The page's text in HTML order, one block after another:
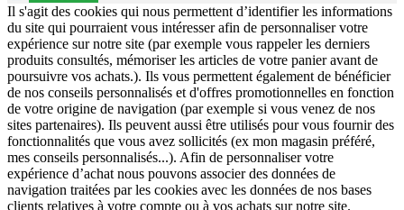
Il s'agit des cookies qui nous permettent d’identifier les informations
du site qui pourraient vous intéresser afin de personnaliser votre
expérience sur notre site (par exemple vous rappeler les derniers
produits consultés, mémoriser les articles de votre panier avant de
poursuivre vos achats.). Ils vous permettent également de bénéficier
de nos conseils personnalisés et d'offres promotionnelles en fonction
de votre origine de navigation (par exemple si vous venez de nos
sites partenaires). Ils peuvent aussi être utilisés pour vous fournir des
fonctionnalités que vous avez sollicités (ex mon magasin préféré,
mes conseils personnalisés...). Afin de personnaliser votre
expérience d’achat nous pouvons associer des données de
navigation traitées par les cookies avec les données de nos bases
clients relatives à votre compte ou à vos achats sur notre site.